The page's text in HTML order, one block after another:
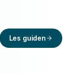
Les guiden